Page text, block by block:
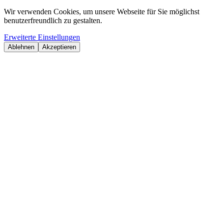
Wir verwenden Cookies, um unsere Webseite für Sie möglichst
benutzerfreundlich zu gestalten.
Erweiterte Einstellungen
Ablehnen Akzeptieren